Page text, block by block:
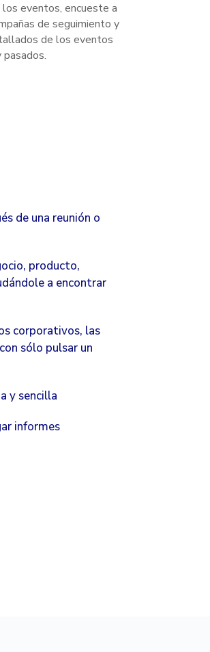
eventos, encueste a
de seguimiento y
de los eventos
de una reunión o
producto,
a encontrar
corporativos, las
sólo pulsar un
y sencilla
informes